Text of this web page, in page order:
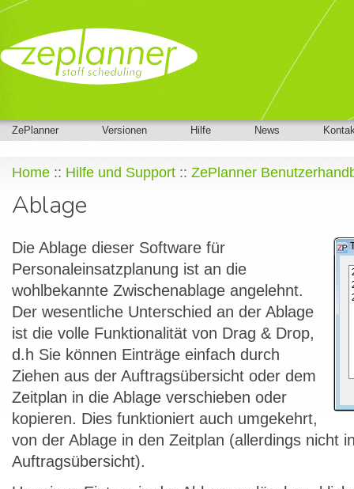
ZePlanner Versionen Hilfe News
Home :: Hilfe und Support :: ZePlanner
Ablage
Die Ablage dieser Software für
Personaleinsatzplanung ist an die
wohlbekannte Zwischenablage angelehnt.
Der wesentliche Unterschied an der Ablage
ist die volle Funktionalität von Drag & Drop,
d.h Sie können Einträge einfach durch
Ziehen aus der Auftragsübersicht oder dem
Zeitplan in die Ablage verschieben oder
kopieren. Dies funktioniert auch umgekehrt,
von der Ablage in den Zeitplan (allerdings nicht
Auftragsübersicht).